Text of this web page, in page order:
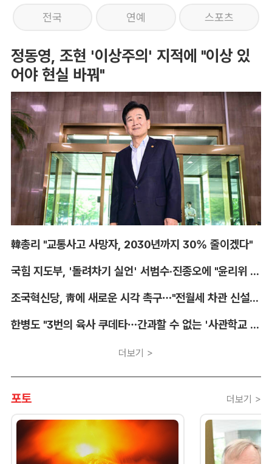
전국 연예 스포츠
정동영, 조현 '이상주의' 지적에 "이상 있
어야 현실 바꿔"
韓총리 "교통사고 사망자, 2030년까지 30% 줄이겠다"
국힘 지도부, '돌려차기 실언' 서범수·진종오에 "윤리위 엄중 조치"
조국혁신당, 靑에 새로운 시각 촉구…"전월세 차관 신설해야"
한병도 "3번의 육사 쿠데타…간과할 수 없는 '사관학교 통합' 명분"
더보기 >
포토 더보기 >